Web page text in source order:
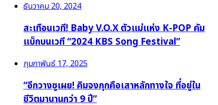
ธันวาคม 20, 2024
สะเทือนเวที! Baby V.O.X ตัวแม่แห่ง K-POP คัม
แบ็กบนเวที “2024 KBS Song Festival”
กุมภาพันธ์ 17, 2025
“อีกวางซูเผย! คิมจงกุกคือเสาหลักทางใจ ที่อยู่ใน
ชีวิตมานานกว่า 9 ปี”